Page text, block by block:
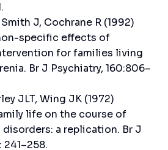
J, Cochrane R (1992)
specific effects of
for families living
Br J Psychiatry, 160:806–
JLT, Wing JK (1972)
life on the course of
a replication. Br J
241–258.